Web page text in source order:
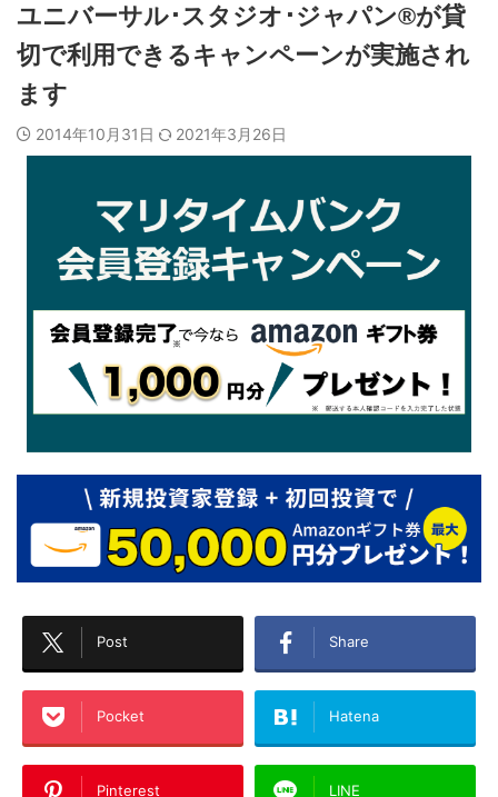
ユニバーサル･スタジオ･ジャパン®が貸
切で利用できるキャンペーンが実施され
ます
2014年10月31日 2021年3月26日
Post Share
Pocket Hatena
Pinterest LINE